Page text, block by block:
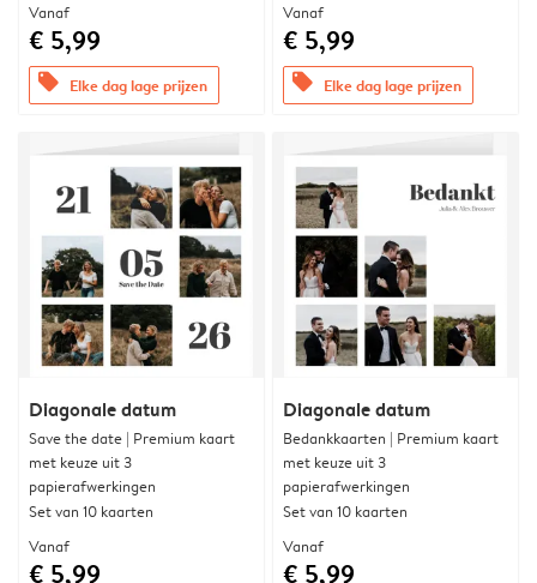
Vanaf
€ 5,99
offers Elke dag lage prijzen
Vanaf
€ 5,99
offers Elke dag lage prijzen
Diagonale datum
Save the date | Premium kaart
met keuze uit 3
papierafwerkingen
Set van 10 kaarten
Vanaf
€ 5,99
Diagonale datum
Bedankkaarten | Premium kaart
met keuze uit 3
papierafwerkingen
Set van 10 kaarten
Vanaf
€ 5,99